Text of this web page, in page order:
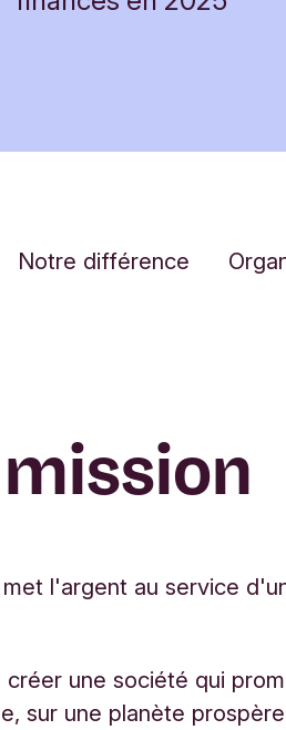
Notre différence
l'argent au service
créer une société qui
sur une planète